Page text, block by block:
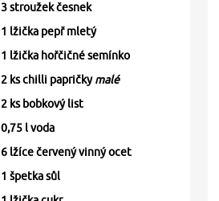
3stroužek česnek
1 lžička pepř mletý
1 lžička hořčičné semínko
2 ks chilli papričkymalé
2 ks bobkový list
0,75 l voda
6 lžíce červený vinný ocet
1 špetka sůl